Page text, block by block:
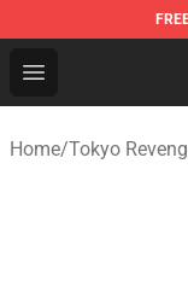
Open menu
Tokyo
Home/Tokyo